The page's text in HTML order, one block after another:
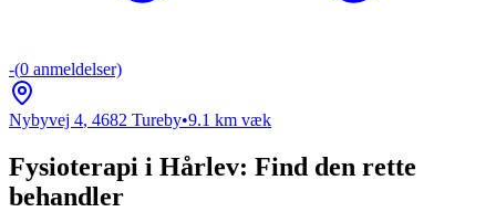
-(0 anmeldelser)
Nybyvej 4, 4682 Tureby•9.1 km væk
Fysioterapi i Hårlev: Find den rette
behandler